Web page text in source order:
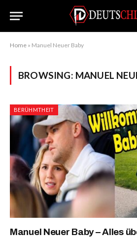
Home » Manuel Neuer Baby
BROWSING: MANUEL
BERÜHMTHEIT
Manuel Neuer Baby – Alles